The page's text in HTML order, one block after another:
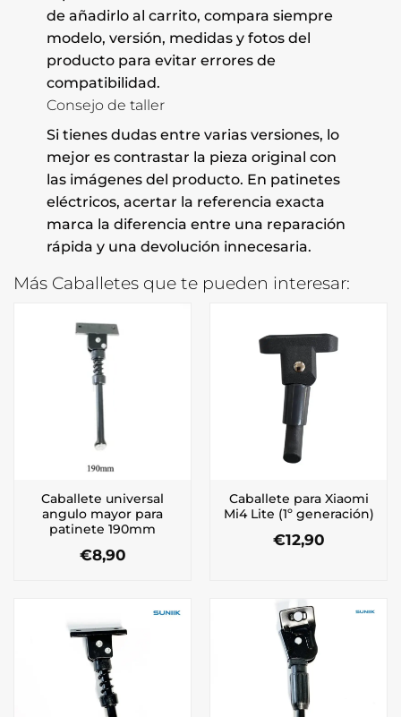
de añadirlo al carrito, compara siempre
modelo, versión, medidas y fotos del
producto para evitar errores de
compatibilidad.
Consejo de taller
Si tienes dudas entre varias versiones, lo
mejor es contrastar la pieza original con
las imágenes del producto. En patinetes
eléctricos, acertar la referencia exacta
marca la diferencia entre una reparación
rápida y una devolución innecesaria.
Más Caballetes que te pueden interesar:
Caballete universal
angulo mayor para
patinete 190mm
€8,90
Caballete para Xiaomi
Mi4 Lite (1º generación)
€12,90